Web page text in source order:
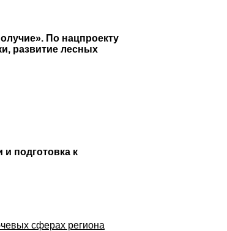
По нацпроекту
развитие лесных
подготовка к
сферах региона